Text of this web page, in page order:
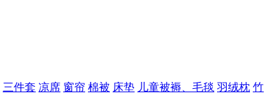
三件套 凉席 窗帘 棉被 床垫 儿童被褥、毛毯 羽绒枕 竹